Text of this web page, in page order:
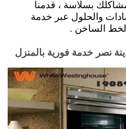
بسلاسة ، قدمنا
والحلول عبر خدمة
الساخن .
نصر خدمة فورية بالمنزل